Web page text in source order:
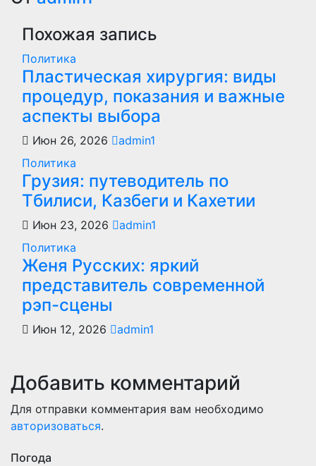
записям
Похожая запись
Политика
Пластическая хирургия: виды
процедур, показания и важные
аспекты выбора
Июн 26, 2026
admin1
Политика
Грузия: путеводитель по
Тбилиси, Казбеги и Кахетии
Июн 23, 2026
admin1
Политика
Женя Русских: яркий
представитель современной
рэп-сцены
Июн 12, 2026 admin1
Добавить комментарий
Для отправки комментария вам необходимо
авторизоваться.
Погода